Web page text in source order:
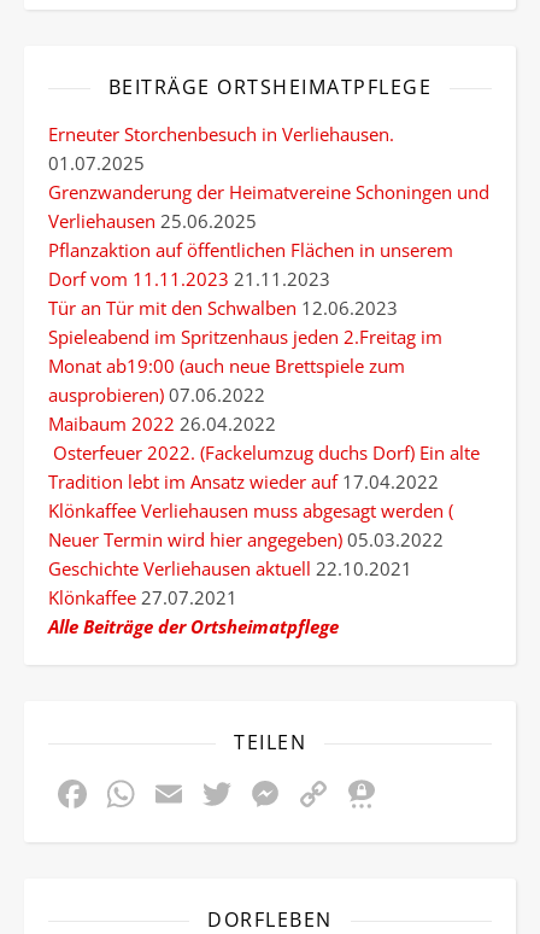
BEITRÄGE ORTSHEIMATPFLEGE
Erneuter Storchenbesuch in Verliehausen.
01.07.2025
Grenzwanderung der Heimatvereine Schoningen und
Verliehausen 25.06.2025
Pflanzaktion auf öffentlichen Flächen in unserem
Dorf vom 11.11.2023 21.11.2023
Tür an Tür mit den Schwalben 12.06.2023
Spieleabend im Spritzenhaus jeden 2.Freitag im
Monat ab19:00 (auch neue Brettspiele zum
ausprobieren) 07.06.2022
Maibaum 2022 26.04.2022
Osterfeuer 2022. (Fackelumzug duchs Dorf) Ein alte
Tradition lebt im Ansatz wieder auf17.04.2022
Klönkaffee Verliehausen muss abgesagt werden (
Neuer Termin wird hier angegeben) 05.03.2022
Geschichte Verliehausen aktuell 22.10.2021
Klönkaffee 27.07.2021
Alle Beiträge der Ortsheimatpflege
TEILEN
Facebook
WhatsApp
EmailTwitter
Messenger
Copy
Link
DORFLEBEN